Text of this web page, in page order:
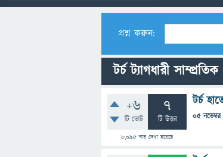
প্রশ্ন করুন:
টর্চ ট্যাগধারী
+6
টি ভোট
7
টি উত্তর
8,095 বার দেখা হয়েছে
টর্চ
05